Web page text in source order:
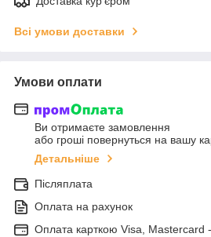
Всі умови доставки
Умови оплати
Ви отримаєте замовлення
або гроші повернуться на вашу
Детальніше
Післяплата
Оплата на рахунок
Оплата карткою Visa, Mastercard